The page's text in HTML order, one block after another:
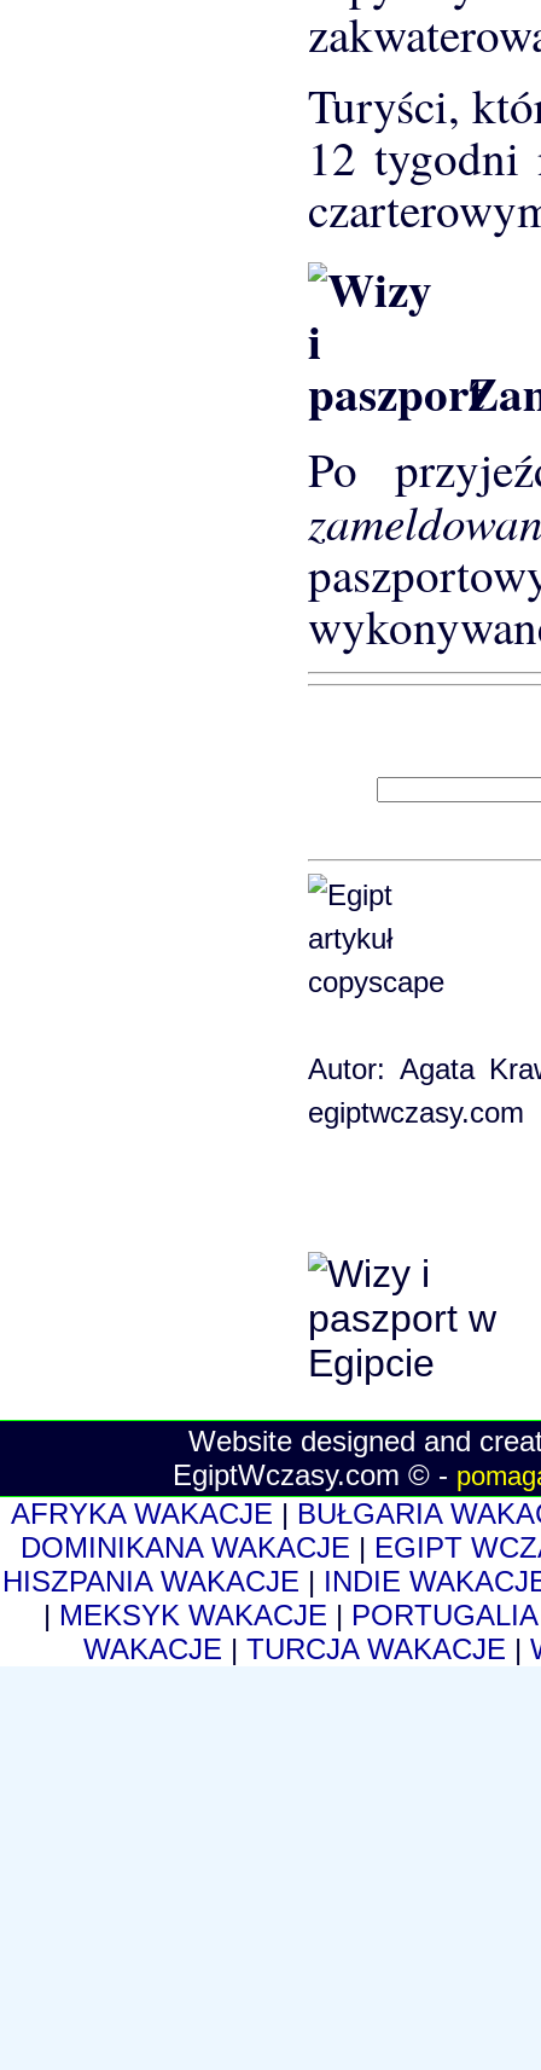
Turyści,
12 tygodni
Po
Autor: Agata
egiptwczasy.com
Website designed and
EgiptWczasy.com © -
AFRYKA WAKACJE | BUŁGARIA
DOMINIKANA WAKACJE | EGIPT
HISZPANIA WAKACJE | INDIE
| MEKSYK WAKACJE |
WAKACJE |TURCJA WAKACJE |